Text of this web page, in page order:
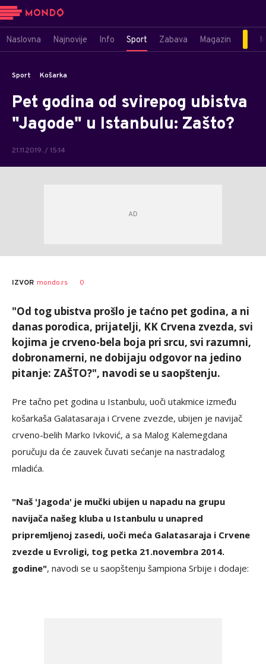
Naslovna Najnovije Info Sport Zabava Magazin
Sport Košarka
Pet godina od svirepog ubistva
"Jagode" u Istanbulu: Zašto?
21.11.2019. / 15:14
IZVOR mondo.rs 0
"Od tog ubistva prošlo je taćno pet godina, a ni
danas porodica, prijatelji, KK Crvena zvezda, svi
kojima je crveno-bela boja pri srcu, svi razumni,
dobronamerni, ne dobijaju odgovor na jedino
pitanje: ZAŠTO?", navodi se u saopštenju.
Pre tačno pet godina u Istanbulu, uoči utakmice između
košarkaša Galatasaraja i Crvene zvezde, ubijen je navijač
crveno-belih Marko Ivković, a sa Malog Kalemegdana
poručuju da će zauvek čuvati sećanje na nastradalog
mladića.
"Naš 'Jagoda' je mučki ubijen u napadu na grupu
navijača našeg kluba u Istanbulu u unapred
pripremljenoj zasedi, uoči meća Galatasaraja i Crvene
zvezde u Evroligi, tog petka 21.novembra 2014.
godine", navodi se u saopštenju šampiona Srbije i dodaje: